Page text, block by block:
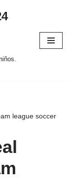
league soccer